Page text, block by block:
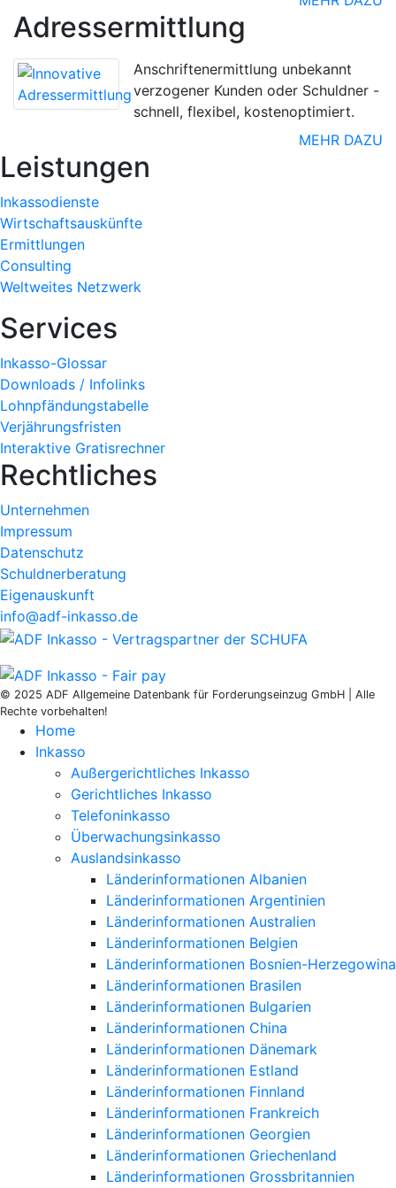
Adressermittlung
Anschriftenermittlung unbekannt
verzogener Kunden oder Schuldner -
schnell, flexibel, kostenoptimiert.
MEHR DAZU
Leistungen
Inkassodienste
Wirtschaftsauskünfte
Ermittlungen
Consulting
Weltweites Netzwerk
Services
Inkasso-Glossar
Downloads / Infolinks
Lohnpfändungstabelle
Verjährungsfristen
Interaktive Gratisrechner
Rechtliches
Unternehmen
Impressum
Datenschutz
Schuldnerberatung
Eigenauskunft
info@adf-inkasso.de
© 2025 ADF Allgemeine Datenbank für Forderungseinzug GmbH | Alle
Rechte vorbehalten!
Home
Inkasso
Außergerichtliches Inkasso
Gerichtliches Inkasso
Telefoninkasso
Überwachungsinkasso
Auslandsinkasso
Länderinformationen Albanien
Länderinformationen Argentinien
Länderinformationen Australien
Länderinformationen Belgien
Länderinformationen Bosnien-Herzegowina
Länderinformationen Brasilen
Länderinformationen Bulgarien
Länderinformationen China
Länderinformationen Dänemark
Länderinformationen Estland
Länderinformationen Finnland
Länderinformationen Frankreich
Länderinformationen Georgien
Länderinformationen Griechenland
Länderinformationen Grossbritannien